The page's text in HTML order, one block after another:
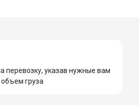
перевозку, указав нужные вам
груза